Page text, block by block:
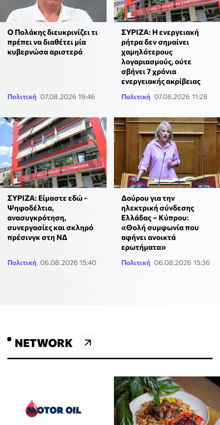
Ο Πολάκης διευκρινίζει τι
πρέπει να διαθέτει μία
κυβερνώσα αριστερά
Πολιτική 07.08.2026 19:46
ΣΥΡΙΖΑ: Η ενεργειακή
ρήτρα δεν σημαίνει
χαμηλότερους
λογαριασμούς, ούτε
σβήνει 7 χρόνια
ενεργειακής ακρίβειας
Πολιτική 07.08.2026 11:28
ΣΥΡΙΖΑ: Είμαστε εδώ -
Ψηφοδέλτια,
ανασυγκρότηση,
συνεργασίες και σκληρό
πρέσινγκ στη ΝΔ
Πολιτική 06.08.2026 15:40
Δούρου για την
ηλεκτρική σύνδεσης
Ελλάδας – Κύπρου:
«Θολή συμφωνία που
αφήνει ανοικτά
ερωτήματα»
Πολιτική 06.08.2026 15:36
NETWORK